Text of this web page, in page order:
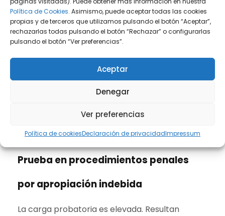
Política de Cookies. Asimismo, puede aceptar todas las cookies
propias y de terceros que utilizamos pulsando el botón “Aceptar”,
rechazarlas todas pulsando el botón “Rechazar” o configurarlas
pulsando el botón “Ver preferencias”.
Aceptar
Denegar
Ver preferencias
Política de cookiesDeclaración de privacidadImpressum
elementos típicos del delito y existe prueba
suficiente. La estrategia debe valorarse
cuidadosamente, ya que la vía penal tiene
consecuencias personales y reputacionales
relevantes.
Prueba en procedimientos penales
por apropiación indebida
La carga probatoria es elevada. Resultan